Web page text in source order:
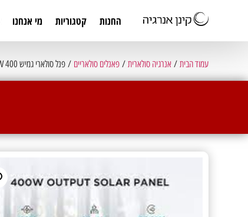
החנות קטגוריות מי אנחנו
עמוד הבית /אנרגיה סולארית /פאנלים סולאריים / פנל סולארי גמיש 400 W